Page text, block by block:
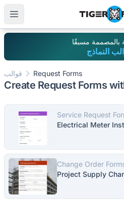
بالمصممة مسبقًا
النماذج
قوالب Request Forms
Create Request Forms
Service Request
Electrical Meter
Change Order
Project Supply